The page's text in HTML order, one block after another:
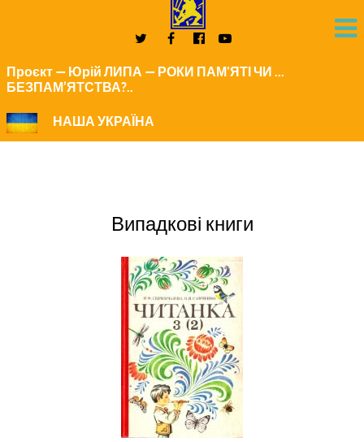
Проєкт — Юрій ЛИПА — РОКИ ПАМ'ЯТІ ЧИ ...
БЕЗПАМ’ЯТСТВА?..
НАША УКРАЇНА
Випадкові книги